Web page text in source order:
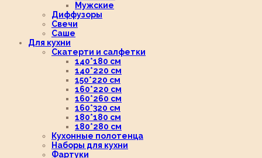
Мужские
Диффузоры
Свечи
Саше
Для кухни
Скатерти и салфетки
140*180 см
140*220 см
150*220 см
160*220 см
160*260 см
160*320 см
180*180 см
180*280 см
Кухонные полотенца
Наборы для кухни
Фартуки